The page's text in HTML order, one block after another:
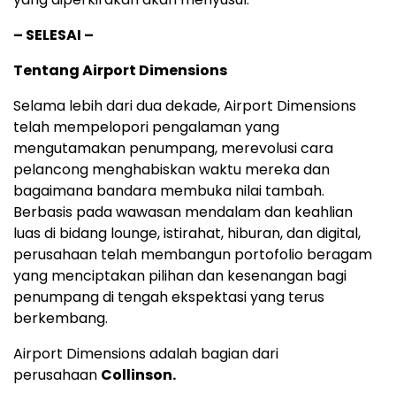
– SELESAI –
Tentang Airport Dimensions
Selama lebih dari dua dekade, Airport Dimensions
telah mempelopori pengalaman yang
mengutamakan penumpang, merevolusi cara
pelancong menghabiskan waktu mereka dan
bagaimana bandara membuka nilai tambah.
Berbasis pada wawasan mendalam dan keahlian
luas di bidang lounge, istirahat, hiburan, dan digital,
perusahaan telah membangun portofolio beragam
yang menciptakan pilihan dan kesenangan bagi
penumpang di tengah ekspektasi yang terus
berkembang.
Airport Dimensions adalah bagian dari
perusahaan Collinson.